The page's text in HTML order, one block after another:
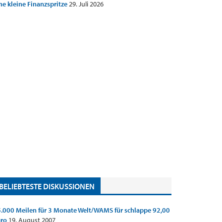
kleine Finanzspritze29. Juli 2026
BELIEBTESTE DISKUSSIONEN
Meilen für 3 Monate Welt/WAMS für schlappe 92,00
19. August 2007